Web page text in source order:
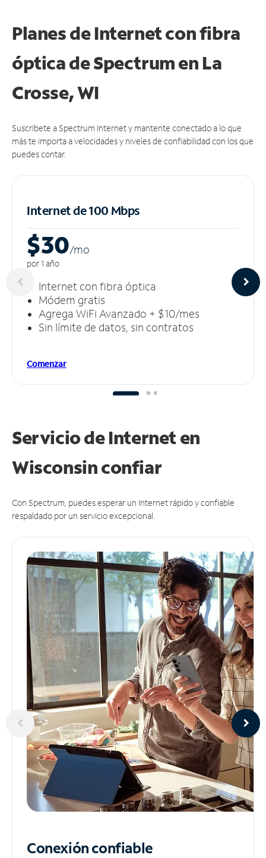
Planes de Internet con fibra
óptica de Spectrum en La
Crosse, WI
Suscríbete a Spectrum Internet y mantente conectado a lo que
más te importa a velocidades y niveles de confiabilidad con los que
puedes contar.
Internet de 100 Mbps
$30/mo
por 1 año
Internet con fibra óptica
Módem gratis
Agrega WiFi Avanzado + $10/mes
Sin límite de datos, sin contratos
Comenzar
Servicio de Internet en
Wisconsinconfiar
Con Spectrum, puedes esperar un Internet rápido y confiable
respaldado por un servicio excepcional.
Conexión confiable